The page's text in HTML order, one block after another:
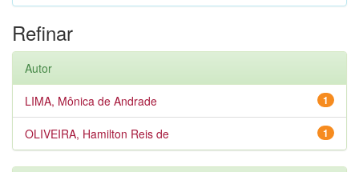
Refinar
Autor
1
LIMA, Mônica de Andrade
1
OLIVEIRA, Hamilton Reis de